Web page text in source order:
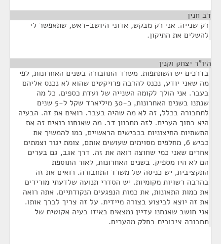
דב חנין
רק שנייה. אני רק מבקש, אדוני היושב-ראש, שתאפשר לי
להשלים את התיקון.
היו"ר יצחק וקנין
בדרכים יש השתתפות. משרד התחבורה בשנים האחרונות, לפי
מה שאני יודע, נכנס להרבה פרויקטים שהוא לא נכנס אליהם
בעבר. אני הולך לקומה השנייה של ועדת כספים. כל מה
שנתנו בשנים האחרונות, כ-30 מיליארד שקל ל-5 שנים
לתחבורה בכלל, זה לא מה שהיה בעבר. רואים את זה. הבעיה
היא בתוך הערים. לזה מתכוון דב. מה שאנחנו רואים זה את
התשתיות החיצוניות בכבישים הראשיים, כמו להמשיך את
כביש 6, מחלפים מסוימים שעושים אותם, צומת יגור וצמתים
אחרים שאני כמי שחוצה רואה את זה. דרך אגב, גם בערים
הם לא היו מספיק. בשנים האחרונות, לאור התוספת
התקציבית, יש כניסה של משרד התחבורה. רואים את זה
בהרבה רשויות מקומיות. יש הסדרי תנועה שלדעתי מורידים
את כמות התאונות, את כמות הנפגעים הנקודתיים. אתה רואה
את זה יוצא לביצוע בצורה מיידית. על זה צריך לברך אותו.
אני חושב שאנחנו עדיין נמצאים באיזו בעיה אקוטית של
תחבורה ציבורית בחלק מהערים.